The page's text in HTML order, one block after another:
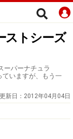
ストシーズ
ーパーナチュラ
いますが、もう一
更新日： 2012年04月04日